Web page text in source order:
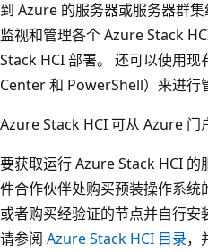
到 Azure 的服务器或服务器群
监视和管理各个 Azure Stack
Stack HCI 部署。 还可以使用
Center 和 PowerShell）来进行
Azure Stack HCI 可从 Azure 门
要获取运行 Azure Stack HCI
件合作伙伴处购买预装操作系统
或者购买经验证的节点并自行安
请参阅 Azure Stack HCI 目录，